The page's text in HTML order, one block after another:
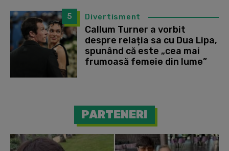
5 Divertisment
Callum Turner a vorbit
despre relația sa cu Dua Lipa,
spunând că este „cea mai
frumoasă femeie din lume”
PARTENERI